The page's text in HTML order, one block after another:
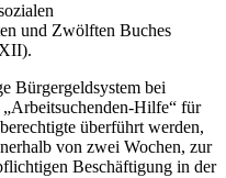
und Zwölften Buches
Bürgergeldsystem bei
Hilfe“ für
überführt werden,
von zwei Wochen, zur
Beschäftigung in der